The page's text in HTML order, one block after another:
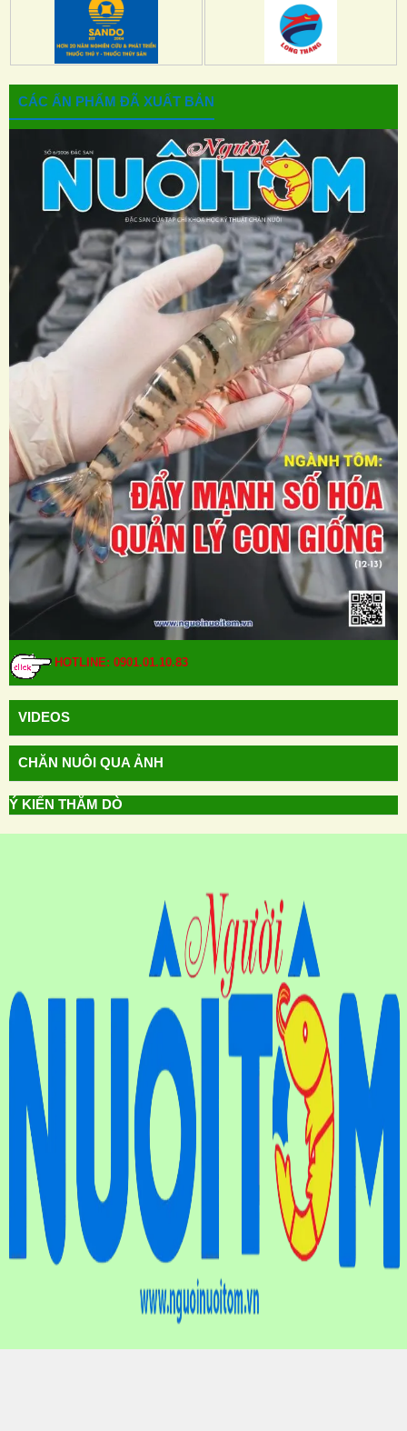
CÁC ẤN PHẨM ĐÃ XUẤT BẢN
HOTLINE: 0901.01.10.83
VIDEOS
CHĂN NUÔI QUA ẢNH
Ý KIẾN THĂM DÒ